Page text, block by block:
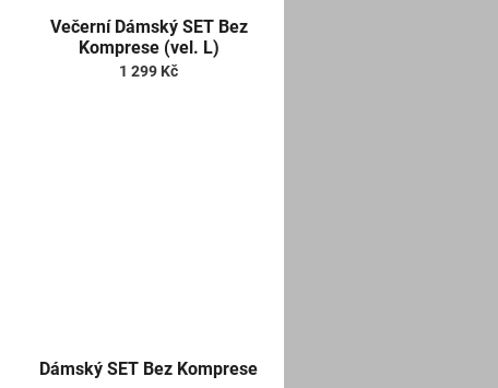
Večerní Dámský SET Bez
Komprese (vel. L)
1 299 Kč
Dámský SET Bez Komprese